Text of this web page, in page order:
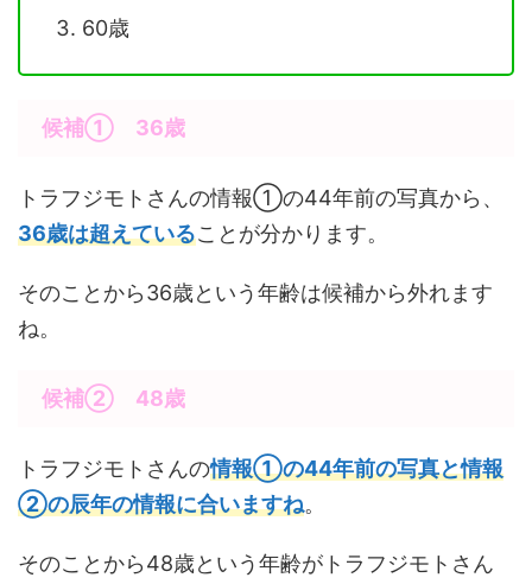
60歳
候補① 36歳
トラフジモトさんの情報①の44年前の写真から、
36歳は超えていることが分かります。
そのことから36歳という年齢は候補から外れます
ね。
候補② 48歳
トラフジモトさんの情報①の44年前の写真と情報
②の辰年の情報に合いますね。
そのことから48歳という年齢がトラフジモトさん